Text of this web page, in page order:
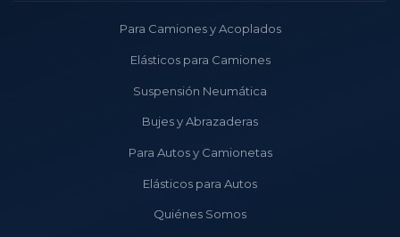
Para Camiones y Acoplados
Elásticos para Camiones
Suspensión Neumática
Bujes y Abrazaderas
Para Autos y Camionetas
Elásticos para Autos
Quiénes Somos